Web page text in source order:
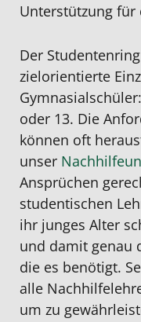
Unterstützung für
Der
zielorientierte
oder 13. Die
können oft
unser
Ansprüchen
studentischen
ihr junges Alter
und damit genau
die es benötigt.
alle
um zu